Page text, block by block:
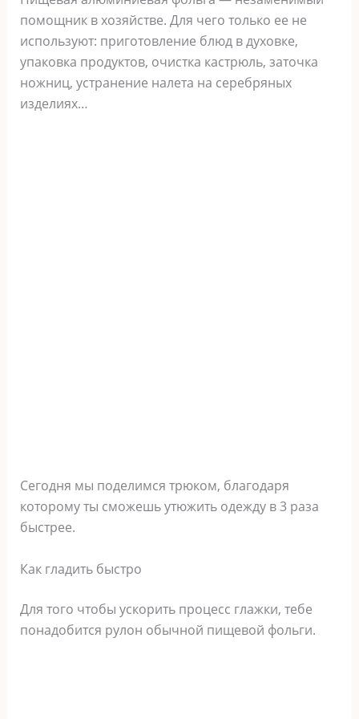
помощник в хозяйстве. Для чего только ее не
используют: приготовление блюд в духовке,
упаковка продуктов, очистка кастрюль, заточка
ножниц, устранение налета на серебряных
изделиях…
Сегодня мы поделимся трюком, благодаря
которому ты сможешь утюжить одежду в 3 раза
быстрее.
Как гладить быстро
Для того чтобы ускорить процесс глажки, тебе
понадобится рулон обычной пищевой фольги.